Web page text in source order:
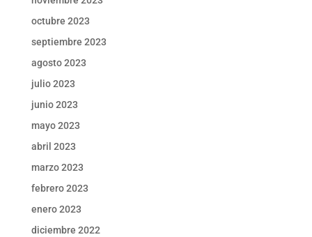
octubre 2023
septiembre 2023
agosto 2023
julio 2023
junio 2023
mayo 2023
abril 2023
marzo 2023
febrero 2023
enero 2023
diciembre 2022